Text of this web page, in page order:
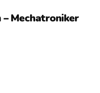
– Mechatroniker